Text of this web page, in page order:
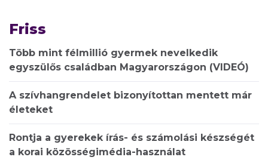
Friss
Több mint félmillió gyermek nevelkedik
egyszülős családban Magyarországon (VIDEÓ)
A szívhangrendelet bizonyítottan mentett már
életeket
Rontja a gyerekek írás- és számolási készségét
a korai közösségimédia-használat